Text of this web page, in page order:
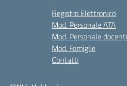
Registro Elettronico
Mod. Personale ATA
Mod. Personale docenti
Mod. Famiglie
Contatti